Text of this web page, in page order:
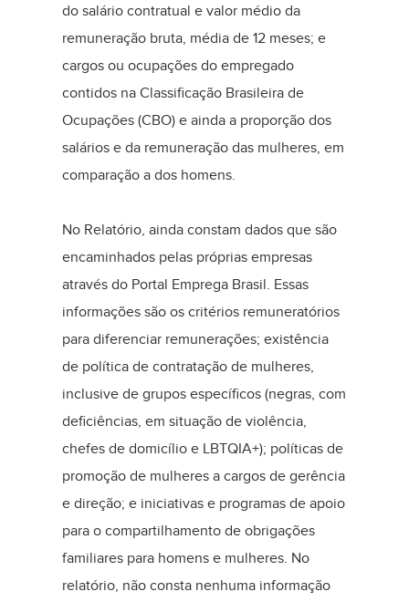
do salário contratual e valor médio da
remuneração bruta, média de 12 meses; e
cargos ou ocupações do empregado
contidos na Classificação Brasileira de
Ocupações (CBO) e ainda a proporção dos
salários e da remuneração das mulheres, em
comparação a dos homens.
No Relatório, ainda constam dados que são
encaminhados pelas próprias empresas
através do Portal Emprega Brasil. Essas
informações são os critérios remuneratórios
para diferenciar remunerações; existência
de política de contratação de mulheres,
inclusive de grupos específicos (negras, com
deficiências, em situação de violência,
chefes de domicílio e LBTQIA+); políticas de
promoção de mulheres a cargos de gerência
e direção; e iniciativas e programas de apoio
para o compartilhamento de obrigações
familiares para homens e mulheres. No
relatório, não consta nenhuma informação